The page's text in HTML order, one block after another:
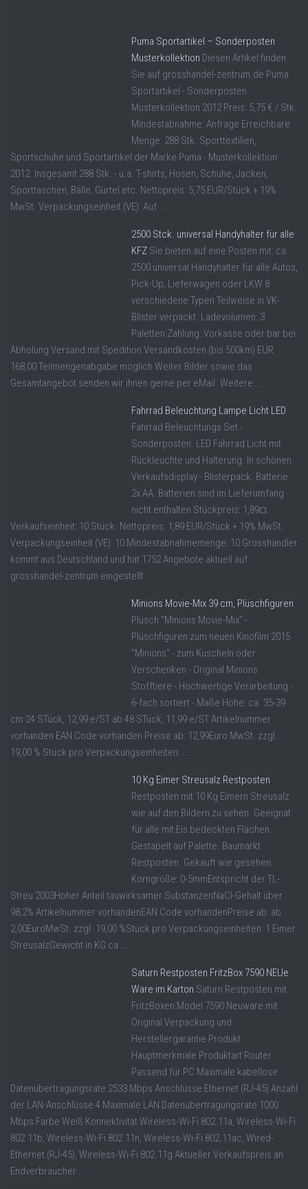
Puma Sportartikel – Sonderposten
Musterkollektion Diesen Artikel finden
Sie auf grosshandel-zentrum.de Puma
Sportartikel - Sonderposten
Musterkollektion 2012 Preis: 5,75 € / Stk.
Mindestabnahme: Anfrage Erreichbare
Menge: 288 Stk. Sporttextilien,
Sportschuhe und Sportartikel der Marke Puma - Musterkollektion
2012. Insgesamt 288 Stk. - u.a. T-shirts, Hosen, Schuhe, Jacken,
Sporttaschen, Bälle, Gürtel etc. Nettopreis: 5,75 EUR/Stück + 19%
MwSt. Verpackungseinheit (VE): Auf ...
2500 Stck. universal Handyhalter für alle
KFZ Sie bieten auf eine Posten mit: ca.
2500 universal Handyhalter für alle Autos,
Pick-Up, Lieferwagen oder LKW 8
verschiedene Typen Teilweise in VK-
Blister verpackt. Ladevolumen: 3
Paletten Zahlung: Vorkasse oder bar bei
Abholung Versand mit Spedition Versandkosten (bis 500km) EUR
168,00 Teilmengenabgabe möglich Weiter Bilder sowie das
Gesamtangebot senden wir ihnen gerne per eMail. Weitere ...
Fahrrad Beleuchtung Lampe Licht LED
Fahrrad Beleuchtungs Set -
Sonderposten. LED Fahrrad Licht mit
Rückleuchte und Halterung. In schönen
Verkaufsdisplay - Blisterpack. Batterie
2x AA. Batterien sind im Lieferumfang
nicht enthalten Stückpreis: 1,89¤.
Verkaufseinheit: 10 Stück. Nettopreis: 1,89 EUR/Stück + 19% MwSt.
Verpackungseinheit (VE): 10 Mindestabnahmemenge: 10 Grosshändler
kommt aus Deutschland und hat 1752 Angebote aktuell auf
grosshandel-zentrum eingestellt.
Minions Movie-Mix 39 cm, Plüschfiguren
Plüsch "Minions Movie-Mix" -
Plüschfiguren zum neuen Kinofilm 2015
"Minions" - zum Kuscheln oder
Verschenken - Original Minions
Stofftiere - Hochwertige Verarbeitung -
6-fach sortiert - Maße Höhe: ca. 35-39
cm 24 STück, 12,99 e/ST ab 48 STück, 11,99 e/ST Artikelnummer
vorhanden EAN Code vorhanden Preise ab: 12,99Euro MwSt. zzgl.
19,00 % Stück pro Verpackungseinheiten: ...
10 Kg Eimer Streusalz Restposten
Restposten mit 10 Kg Eimern Streusalz
wie auf den Bildern zu sehen. Geeignat
für alle mit Eis bedeckten Flächen.
Gestapelt auf Palette. Baumarkt
Restposten. Gekauft wie gesehen.
Korngröße: 0-5mmEntspricht der TL-
Streu 2003Hoher Anteil tauwirksamer SubstanzenNaCl-Gehalt über
98,2% Artikelnummer vorhandenEAN Code vorhandenPreise ab: ab
2,00EuroMwSt. zzgl. 19,00 %Stück pro Verpackungseinheiten: 1 Eimer
StreusalzGewicht in KG ca ...
Saturn Restposten FritzBox 7590 NEUe
Ware im Karton Saturn Restposten mit
FritzBoxen Model 7590 Neuware mit
Original Verpackung und
Herstellergarantie Produkt
Hauptmerkmale Produktart Router
Passend für PC Maximale kabellose
Datenübertragungsrate 2533 Mbps Anschlüsse Ethernet (RJ-45) Anzahl
der LAN-Anschlüsse 4 Maximale LAN Datenübertragungsrate 1000
Mbps Farbe Weiß Konnektivität Wireless-Wi-Fi 802.11a, Wireless-Wi-Fi
802.11b, Wireless-Wi-Fi 802.11n, Wireless-Wi-Fi 802.11ac, Wired-
Ethernet (RJ-45), Wireless-Wi-Fi 802.11g Aktueller Verkaufspreis an
Endverbraucher ...